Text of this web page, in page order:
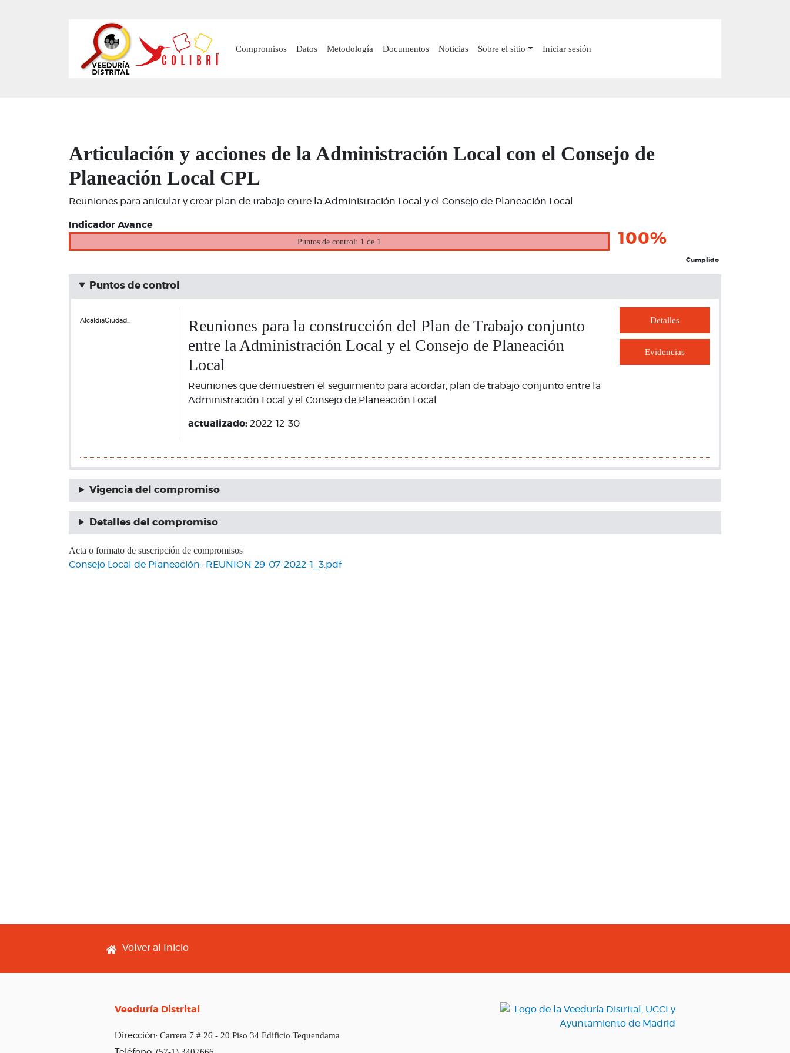
principal
Main navigation
Compromisos Datos Metodología Documentos Noticias Sobre el sitio Iniciar sesión
Articulación y acciones de la Administración Local con el Consejo de
Planeación Local CPL
Reuniones para articular y crear plan de trabajo entre la Administración Local y el Consejo de Planeación Local
Indicador Avance
Puntos de control: 1 de 1
100%
Cumplido
Puntos de control
AlcaldiaCiudad…
Reuniones para la construcción del Plan de Trabajo conjunto
entre la Administración Local y el Consejo de Planeación
Local
Reuniones que demuestren el seguimiento para acordar, plan de trabajo conjunto entre la
Administración Local y el Consejo de Planeación Local
actualizado: 2022-12-30
Detalles
Evidencias
Vigencia del compromiso
Detalles del compromiso
Acta o formato de suscripción de compromisos
Consejo Local de Planeación- REUNION 29-07-2022-1_3.pdf
Footer menu
Volver al Inicio
Veeduría Distrital
Dirección: Carrera 7 # 26 - 20 Piso 34 Edificio Tequendama